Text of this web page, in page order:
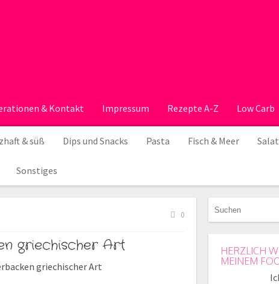
& Kontakt Impressum Rezepte A-Z Low Carb
& süß Dips und Snacks Pasta Fisch & Meer
Sonstiges
0
griechischer Art
HERZLICH
MEINEM